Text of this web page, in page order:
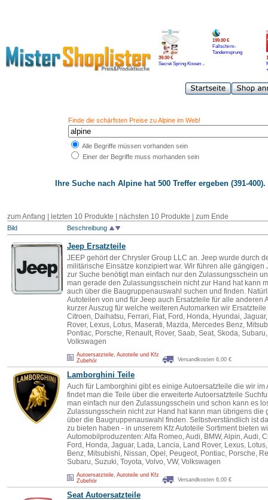
39.00 €
Secret Spring Kissen ..
199.00 €
Fallschirm-
Tandemsprung
Finde die schärfsten Preise zu Alpine im Web!
Alle Begriffe müssen vorhanden sein
Einer der Begriffe muss morhanden sein
Ihre Suche nach Alpine hat 500 Treffer ergeben (391-400).
zum Anfang letzten 10 Produkte nächsten 10 Produkte zum Ende
Bild Beschreibung
Jeep Ersatzteile
JEEP gehört der Chrysler Group LLC an. Jeep wurde durch
militärische Einsätze konzipiert war. Wir führen alle gängigen
zur Suche benötigt man einfach nur den Zulassungsschein
man gerade den Zulassungsschein nicht zur Hand hat kann
auch über die Baugruppenauswahl suchen und finden.
Autoteilen von und für Jeep auch Ersatzteile für alle anderen
kurzer Auszug für welche weiteren Automarken wir
Citroen, Daihatsu, Ferrari, Fiat, Ford, Honda, Hyundai,
Rover, Lexus, Lotus, Maserati, Mazda, Mercedes Benz,
Pontiac, Porsche, Renault, Rover, Saab, Seat, Skoda,
Volkswagen
Autoersatzteile, Autoteile und Kfz
Zubehör
Versandkosten 6,00 €
Lamborghini Teile
Auch für Lamborghini gibt es einige Autoersatzteile die wir
findet man die Teile über die erweiterte Autoersatzteile
man einfach nur den Zulassungsschein und schon kann es
Zulassungsschein nicht zur Hand hat kann man übrigens die
über die Baugruppenauswahl finden. Selbstverständlich ist
zu bieten haben - in unserem Kfz Autoteile Sortiment bieten
Automobilproduzenten: Alfa Romeo, Audi, BMW, Alpin, Audi,
Ford, Honda, Jaguar, Lada, Lancia, Land Rover, Lexus,
Benz, Mitsubishi, Nissan, Opel, Peugeot, Pontiac, Porsche,
Subaru, Suzuki, Toyota, Volvo, VW, Volkswagen
Autoersatzteile, Autoteile und Kfz
Zubehör
Versandkosten 6,00 €
Seat Autoersatzteile